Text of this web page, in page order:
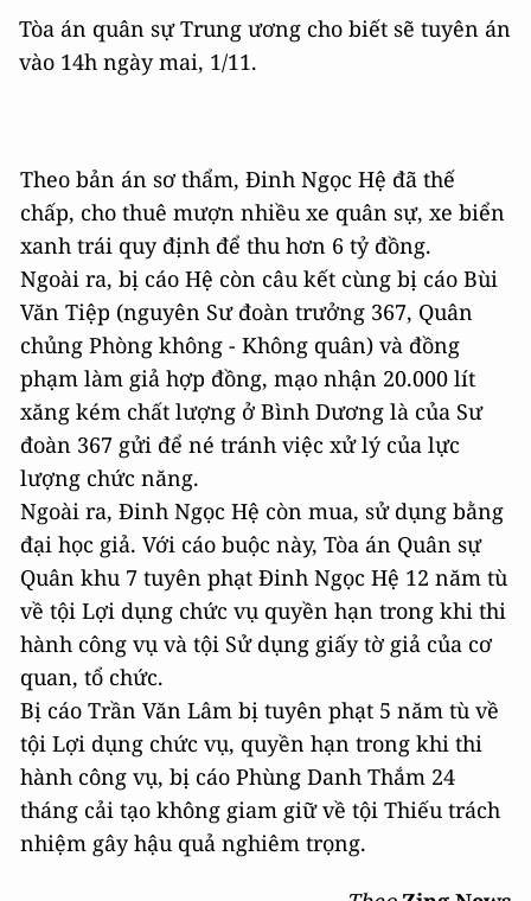
Tòa án quân sự Trung ương cho biết sẽ tuyên án
vào 14h ngày mai, 1/11.
Theo bản án sơ thẩm, Đinh Ngọc Hệ đã thế
chấp, cho thuê mượn nhiều xe quân sự, xe biển
xanh trái quy định để thu hơn 6 tỷ đồng.
Ngoài ra, bị cáo Hệ còn câu kết cùng bị cáo Bùi
Văn Tiệp (nguyên Sư đoàn trưởng 367, Quân
chủng Phòng không - Không quân) và đồng
phạm làm giả hợp đồng, mạo nhận 20.000 lít
xăng kém chất lượng ở Bình Dương là của Sư
đoàn 367 gửi để né tránh việc xử lý của lực
lượng chức năng.
Ngoài ra, Đinh Ngọc Hệ còn mua, sử dụng bằng
đại học giả. Với cáo buộc này, Tòa án Quân sự
Quân khu 7 tuyên phạt Đinh Ngọc Hệ 12 năm tù
về tội Lợi dụng chức vụ quyền hạn trong khi thi
hành công vụ và tội Sử dụng giấy tờ giả của cơ
quan, tổ chức.
Bị cáo Trần Văn Lâm bị tuyên phạt 5 năm tù về
tội Lợi dụng chức vụ, quyền hạn trong khi thi
hành công vụ, bị cáo Phùng Danh Thắm 24
tháng cải tạo không giam giữ về tội Thiếu trách
nhiệm gây hậu quả nghiêm trọng.